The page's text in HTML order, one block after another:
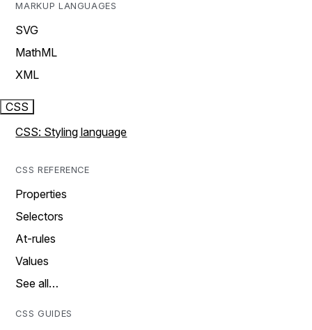
MARKUP LANGUAGES
SVG
MathML
XML
CSS
CSS: Styling language
CSS REFERENCE
Properties
Selectors
At-rules
Values
See all…
CSS GUIDES